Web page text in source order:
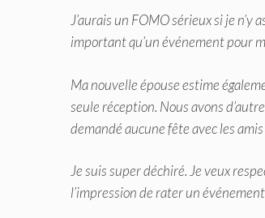
J’aurais un FOMO sérieux si je n’y
important qu’un événement pour
Ma nouvelle épouse estime
seule réception. Nous avons
demandé aucune fête avec les amis
Je suis super déchiré. Je veux
l’impression de rater un